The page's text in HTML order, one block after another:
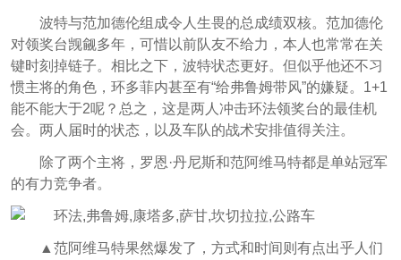
波特与范加德伦组成令人生畏的总成绩双核。范加德伦
对领奖台觊觎多年，可惜以前队友不给力，本人也常常在关
键时刻掉链子。相比之下，波特状态更好。但似乎他还不习
惯主将的角色，环多菲内甚至有“给弗鲁姆带风”的嫌疑。1+1
能不能大于2呢？总之，这是两人冲击环法领奖台的最佳机
会。两人届时的状态，以及车队的战术安排值得关注。
除了两个主将，罗恩·丹尼斯和范阿维马特都是单站冠军
的有力竞争者。
▲范阿维马特果然爆发了，方式和时间则有点出乎人们